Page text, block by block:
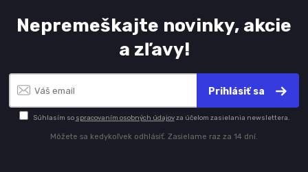
Nepremeškajte novinky, akcie
a zľavy!
Prihlásiť sa
Súhlasím so spracovaním osobných údajovza účelom zasielania newslettera.
Môžete sa kedykoľvek odhlásiť. Zasielame raz za 14 dní.